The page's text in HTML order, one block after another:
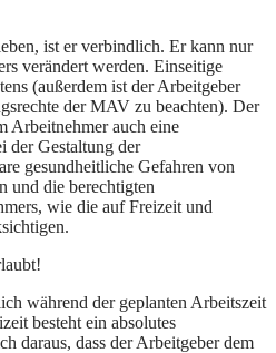
ist er verbindlich. Er kann nur
verändert werden. Einseitige
(außerdem ist der Arbeitgeber
der MAV zu beachten). Der
Arbeitnehmer auch eine
der Gestaltung der
gesundheitliche Gefahren von
und die berechtigten
wie die auf Freizeit und
während der geplanten Arbeitszeit
besteht ein absolutes
daraus, dass der Arbeitgeber dem